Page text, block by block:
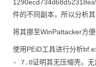
件的不同副本，所以分析其
将其挪至WinPattacker方
使用PEiD工具进行分析
- 7.0证明其无压缩壳，无